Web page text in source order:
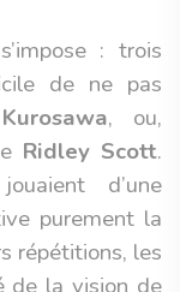
: trois
de ne pas
, ou,
Ridley Scott.
d’une
purement la
répétitions, les
de la vision de